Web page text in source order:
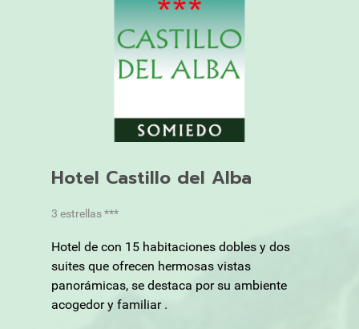
Hotel Castillo del Alba
3 estrellas ***
Hotel de con 15 habitaciones dobles y dos
suites que ofrecen hermosas vistas
panorámicas, se destaca por su ambiente
acogedor y familiar .